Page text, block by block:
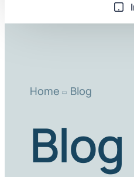
Home Blog
Blog